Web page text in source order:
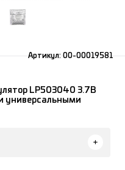
Артикул:00-00019581
LP503040 3.7В
универсальными